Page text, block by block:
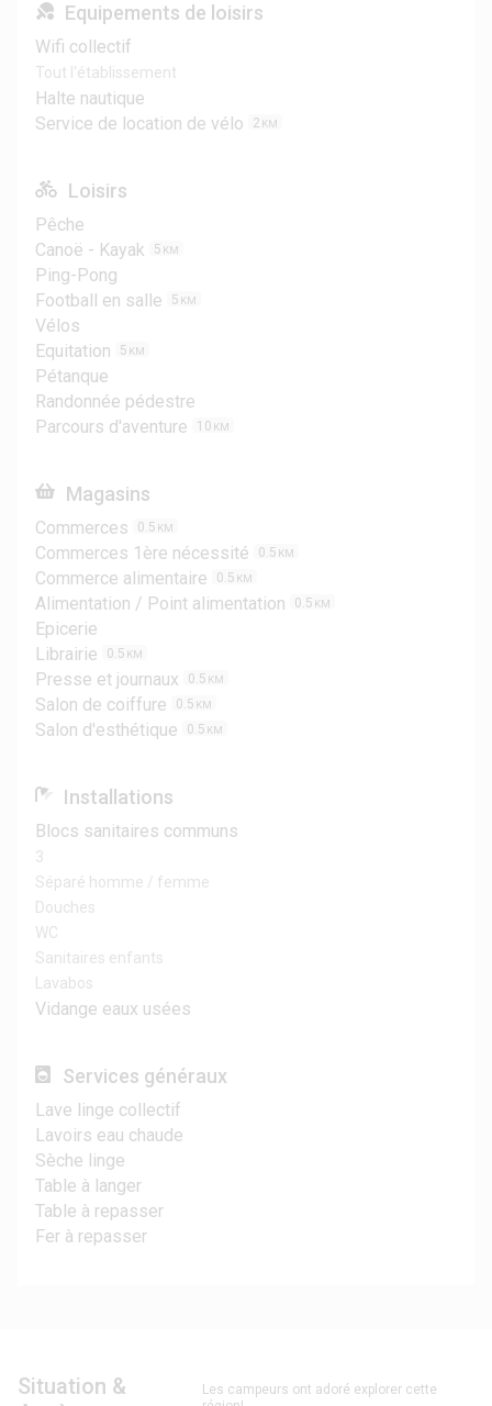
Equipements de loisirs
Wifi collectif
Tout l'établissement
Halte nautique
Service de location de vélo
2 KM
Loisirs
Pêche
Canoë - Kayak
5 KM
Ping-Pong
Football en salle
5 KM
Vélos
Equitation
5 KM
Pétanque
Randonnée pédestre
Parcours d'aventure
10 KM
Magasins
Commerces 0.5 KM
Commerces 1ère nécessité 0.5 KM
Commerce alimentaire 0.5 KM
Alimentation / Point alimentation 0.5 KM
Epicerie
Librairie
0.5 KM
Presse et journaux 0.5 KM
Salon de coiffure 0.5 KM
Salon d'esthétique 0.5 KM
Installations
Blocs sanitaires communs
3
Séparé homme / femme
Douches
WC
Sanitaires enfants
Lavabos
Vidange eaux usées
Services généraux
Lave linge collectif
Lavoirs eau chaude
Sèche linge
Table à langer
Table à repasser
Fer à repasser
Situation &
Les campeurs ont adoré explorer cette